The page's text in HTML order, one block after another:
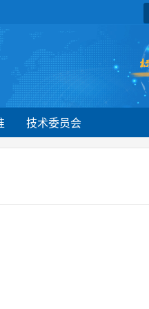
技术委员会